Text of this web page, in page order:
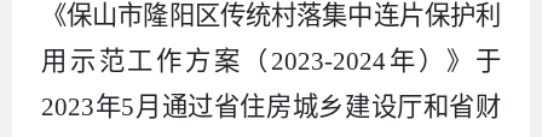
《保山市隆阳区传统村落集中连片保护利
用示范工作方案（2023-2024年）》 于
2023年5月 通过省住房城乡建设厅和省财